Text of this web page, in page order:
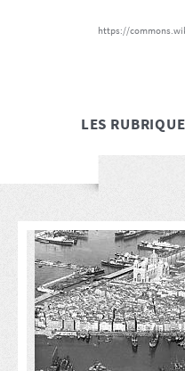
https://
LES